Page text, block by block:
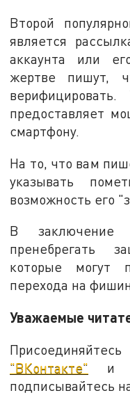
Второй
является
аккаунта или
жертве пишут,
предоставляет
смартфону.
На то, что вам
указывать
возможность его
В заключение
пренебрегать
которые могут
перехода на
Уважаемые
"ВКонтакте" и
подписывайтесь